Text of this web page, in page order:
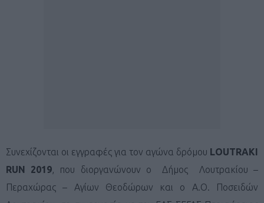
Συνεχίζονται οι εγγραφές για τον αγώνα δρόμου LOUTRAKI
RUN 2019, που διοργανώνουν ο Δήμος Λουτρακίου –
Περαχώρας – Αγίων Θεοδώρων και ο Α.Ο. Ποσειδών